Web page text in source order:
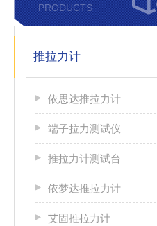
PRODUCTS
推拉力计
依思达推拉力计
端子拉力测试仪
推拉力计测试台
依梦达推拉力计
艾固推拉力计